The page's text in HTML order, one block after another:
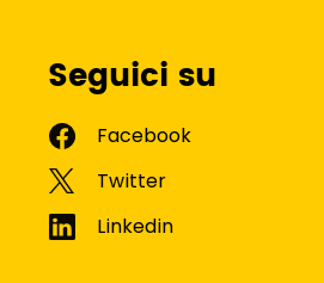
Seguici su